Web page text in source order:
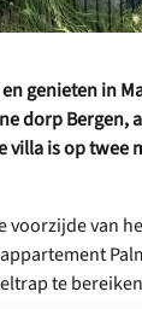
genieten in
dorp Bergen,
villa is op twee
van
te